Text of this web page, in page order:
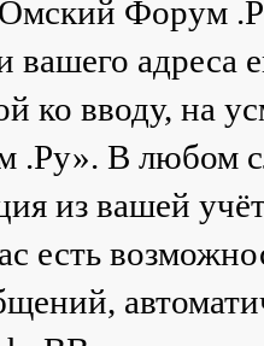
Форум
вашего адреса
ко вводу, на
В любом
из вашей
есть